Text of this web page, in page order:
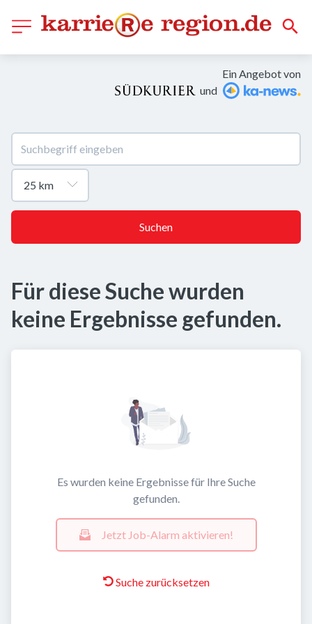
Ein Angebot von
und
Suchen
Für diese Suche wurden
keine Ergebnisse gefunden.
Es wurden keine Ergebnisse für Ihre Suche
gefunden.
Jetzt Job-Alarm aktivieren!
Suche zurücksetzen